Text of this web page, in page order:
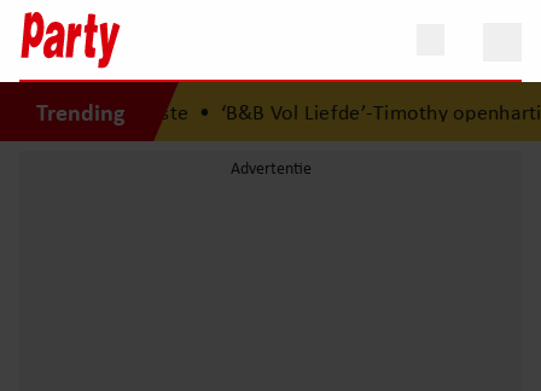
Trending
elkaars eerste•‘B&B Vol Liefde’-Timothy